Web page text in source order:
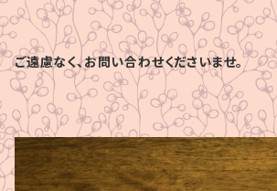
ご遠慮なく、お問い合わせくださいませ。